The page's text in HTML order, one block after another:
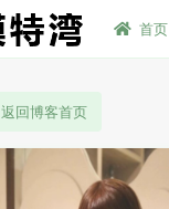
首页
返回博客首页